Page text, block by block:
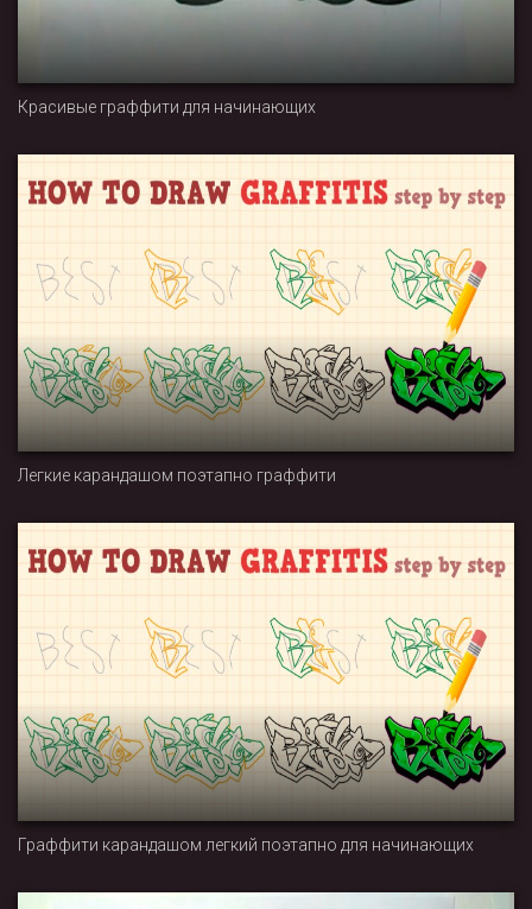
Красивые граффити для начинающих
Легкие карандашом поэтапно граффити
Граффити карандашом легкий поэтапно для начинающих